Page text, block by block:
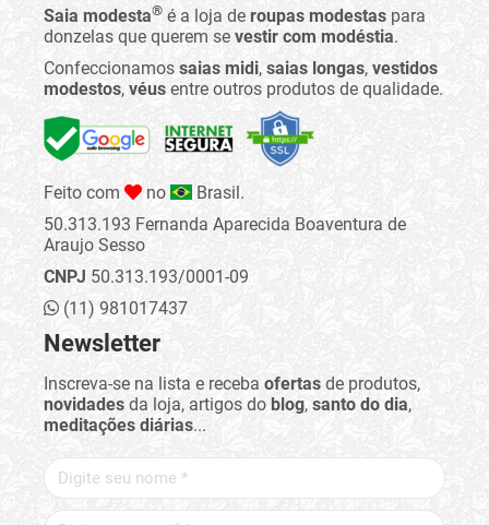
Saia modesta® é a loja de roupas modestas para
donzelas que querem se vestir com modéstia.
Confeccionamos saias midi, saias longas, vestidos
modestos, véus entre outros produtos de qualidade.
Feito com no
Brasil.
50.313.193 Fernanda Aparecida Boaventura de
Araujo Sesso
CNPJ50.313.193/0001-09
(11) 981017437
Newsletter
Inscreva-se na lista e receba ofertas de produtos,
novidades da loja, artigos do blog, santo do dia,
meditações diárias...